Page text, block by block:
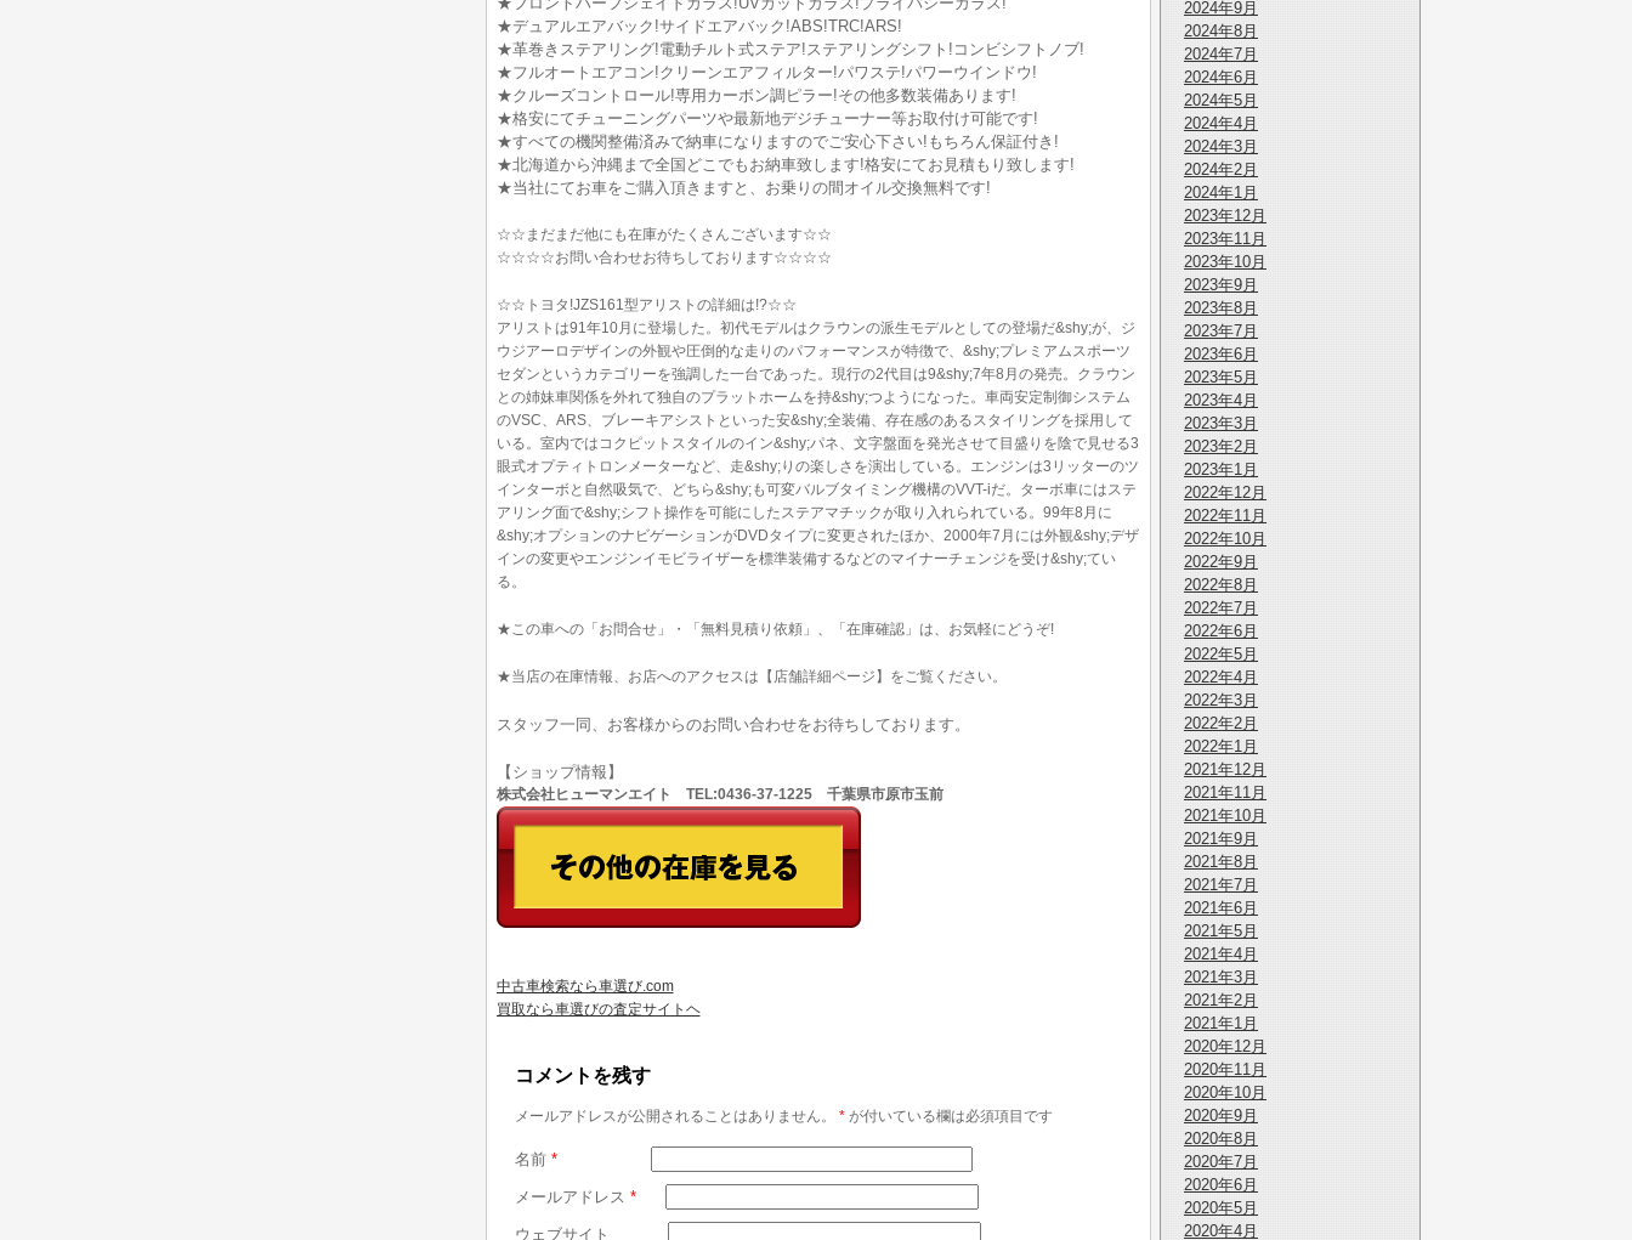
2024年9月
2024年8月
2024年7月
2024年6月
2024年5月
2024年4月
2024年3月
2024年2月
2024年1月
2023年12月
2023年11月
2023年10月
2023年9月
2023年8月
2023年7月
2023年6月
2023年5月
2023年4月
2023年3月
2023年2月
2023年1月
2022年12月
2022年11月
2022年10月
2022年9月
2022年8月
2022年7月
2022年6月
2022年5月
2022年4月
2022年3月
2022年2月
2022年1月
2021年12月
2021年11月
2021年10月
2021年9月
2021年8月
2021年7月
2021年6月
2021年5月
2021年4月
2021年3月
2021年2月
2021年1月
2020年12月
2020年11月
2020年10月
2020年9月
2020年8月
2020年7月
2020年6月
2020年5月
2020年4月
★デュアルエアバック!サイドエアバック!ABS!TRC!ARS!
★革巻きステアリング!電動チルト式ステア!ステアリングシフト!コンビシフトノブ!
★フルオートエアコン!クリーンエアフィルター!パワステ!パワーウインドウ!
★クルーズコントロール!専用カーボン調ピラー!その他多数装備あります!
★格安にてチューニングパーツや最新地デジチューナー等お取付け可能です!
★すべての機関整備済みで納車になりますのでご安心下さい!もちろん保証付き!
★北海道から沖縄まで全国どこでもお納車致します!格安にてお見積もり致します!
★当社にてお車をご購入頂きますと、お乗りの間オイル交換無料です!
☆☆まだまだ他にも在庫がたくさんございます☆☆
☆☆☆☆お問い合わせお待ちしております☆☆☆☆
☆☆トヨタ!JZS161型アリストの詳細は!?☆☆
アリストは91年10月に登場した。初代モデルはクラウンの派生モデルとしての登場だ&shy;が、ジ
ウジアーロデザインの外観や圧倒的な走りのパフォーマンスが特徴で、&shy;プレミアムスポーツ
セダンというカテゴリーを強調した一台であった。現行の2代目は9&shy;7年8月の発売。クラウン
との姉妹車関係を外れて独自のプラットホームを持&shy;つようになった。車両安定制御システム
のVSC、ARS、ブレーキアシストといった安&shy;全装備、存在感のあるスタイリングを採用して
いる。室内ではコクピットスタイルのイン&shy;パネ、文字盤面を発光させて目盛りを陰で見せる3
眼式オプティトロンメーターなど、走&shy;りの楽しさを演出している。エンジンは3リッターのツ
インターボと自然吸気で、どちら&shy;も可変バルブタイミング機構のVVT-iだ。ターボ車にはステ
アリング面で&shy;シフト操作を可能にしたステアマチックが取り入れられている。99年8月に
&shy;オプションのナビゲーションがDVDタイプに変更されたほか、2000年7月には外観&shy;デザ
インの変更やエンジンイモビライザーを標準装備するなどのマイナーチェンジを受け&shy;てい
る。
★この車への「お問合せ」・「無料見積り依頼」、「在庫確認」は、お気軽にどうぞ!
★当店の在庫情報、お店へのアクセスは【店舗詳細ページ】をご覧ください。
スタッフ一同、お客様からのお問い合わせをお待ちしております。
【ショップ情報】
株式会社ヒューマンエイト TEL:0436-37-1225 千葉県市原市玉前
中古車検索なら車選び.com
買取なら車選びの査定サイトヘ
コメントを残す
メールアドレスが公開されることはありません。 *が付いている欄は必須項目です
名前 *
メールアドレス *
ウェブサイト